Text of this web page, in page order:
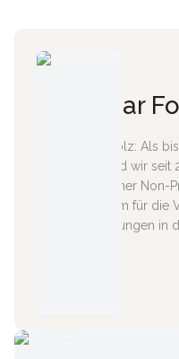
Fair Wear
Fair-dammt stolz: Als
Discounter sind wir seit
Foundation, einer
uns gemeinsam für die
Arbeitsbedingungen in